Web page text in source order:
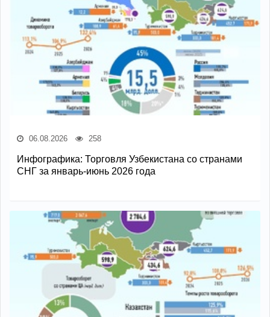
06.08.2026 258
Инфографика: Торговля Узбекистана со странами
СНГ за январь-июнь 2026 года